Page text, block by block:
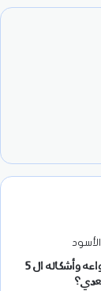
الفطر الأسود أنواعه وأشكاله ال 5